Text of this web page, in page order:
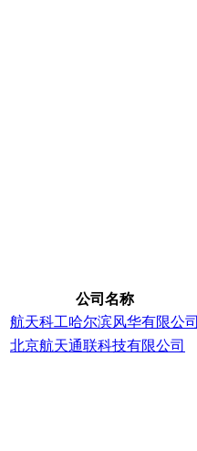
公司名称
航天科工哈尔滨风华有限公司
北京航天通联科技有限公司